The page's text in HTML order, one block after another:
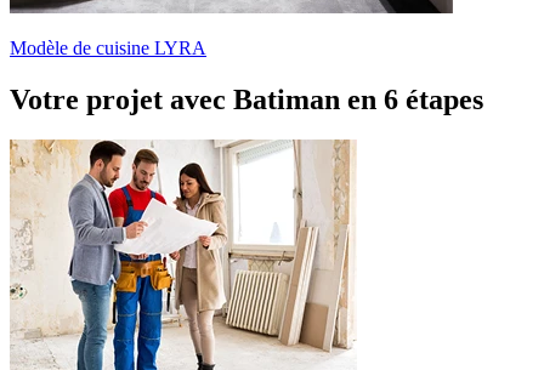
Modèle de cuisine LYRA
Votre projet avec Batiman en 6 étapes